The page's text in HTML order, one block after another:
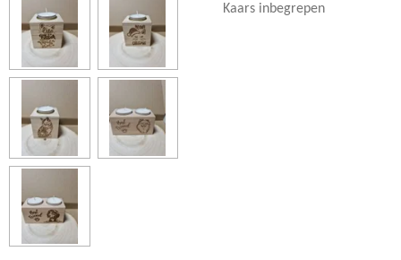
Kaars inbegrepen